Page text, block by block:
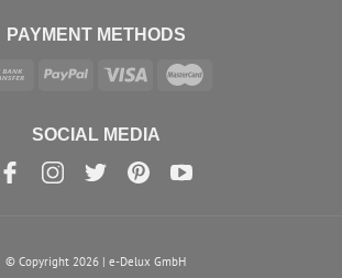
PAYMENT METHODS
SOCIAL MEDIA
© Copyright 2026 | e-Delux GmbH